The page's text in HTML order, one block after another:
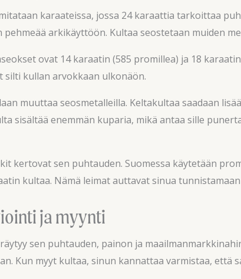
karaateissa, jossa 24 karaattia tarkoittaa
pehmeää arkikäyttöön. Kultaa seostetaan muiden
ovat 14 karaatin (585 promillea) ja 18
silti kullan arvokkaan ulkonäön.
muuttaa seosmetalleilla. Keltakultaa saadaan
sisältää enemmän kuparia, mikä antaa sille
kertovat sen puhtauden. Suomessa käytetään
kultaa. Nämä leimat auttavat sinua
ja myynti
sen puhtauden, painon ja
Kun myyt kultaa, sinun kannattaa varmistaa, että